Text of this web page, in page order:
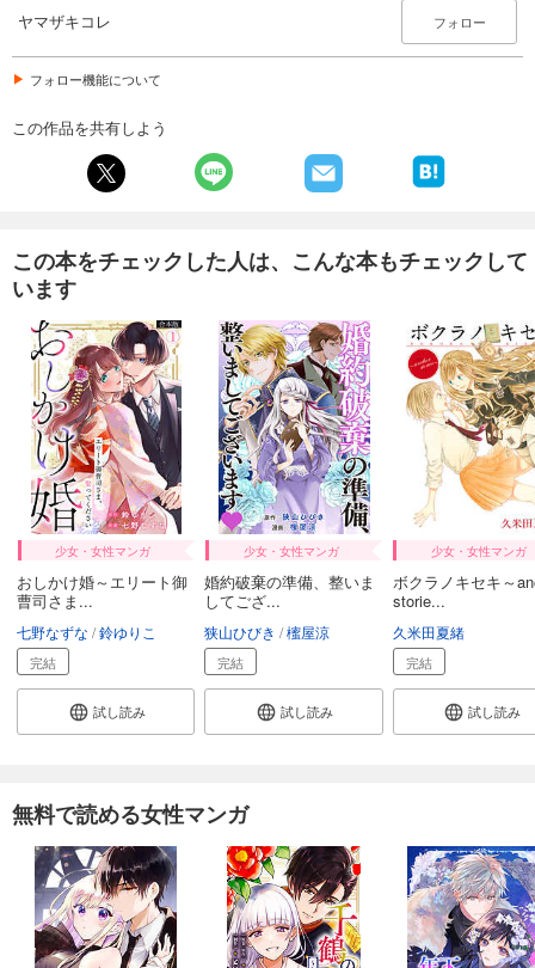
ヤマザキコレ フォロー
フォロー機能について
この作品を共有しよう
この本をチェックした人は、こんな本もチェックして
います
少女・女性マンガ
おしかけ婚～エリート御
曹司さま...
七野なずな 鈴ゆりこ
完結
試し読み
少女・女性マンガ
婚約破棄の準備、整いま
してござ...
狭山ひびき 櫁屋涼
完結
試し読み
少女・女性マンガ
ボクラノキセキ～
storie...
久米田夏緒
完結
試し読み
無料で読める女性マンガ